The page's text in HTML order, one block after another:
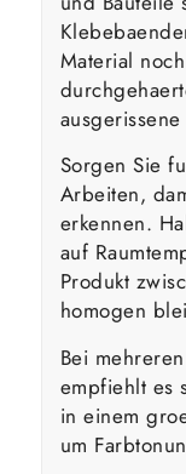
Material
Sorgen Sie
Arbeiten,
erkennen.
auf
Produkt
homogen
Bei
empfiehlt es
in einem
um